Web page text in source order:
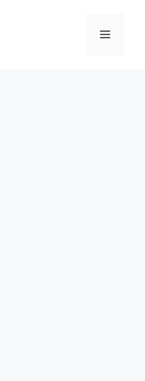
Menu